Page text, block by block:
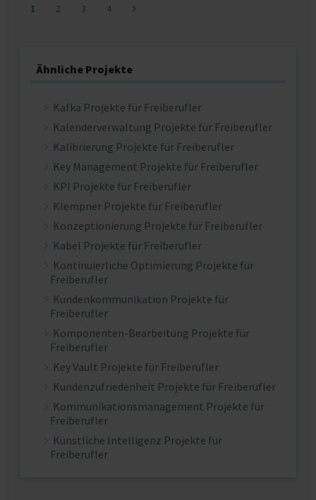
1 2 3 4
Ähnliche Projekte
Kafka Projekte für Freiberufler
Kalenderverwaltung Projekte für Freiberufler
Kalibrierung Projekte für Freiberufler
Key Management Projekte für Freiberufler
KPI Projekte für Freiberufler
Klempner Projekte für Freiberufler
Konzeptionierung Projekte für Freiberufler
Kabel Projekte für Freiberufler
Kontinuierliche Optimierung Projekte für
Freiberufler
Kundenkommunikation Projekte für
Freiberufler
Komponenten-Bearbeitung Projekte für
Freiberufler
Key Vault Projekte für Freiberufler
Kundenzufriedenheit Projekte für Freiberufler
Kommunikationsmanagement Projekte für
Freiberufler
Künstliche Intelligenz Projekte für
Freiberufler